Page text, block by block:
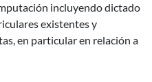
incluyendo dictado
existentes y
en particular en relación a